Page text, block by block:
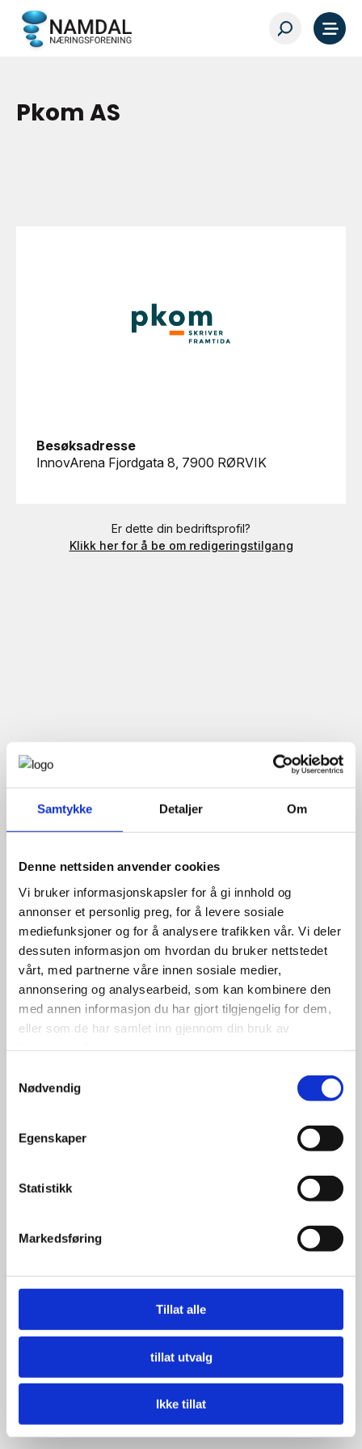
Samtykke Detaljer Om
Denne nettsiden anvender cookies
Vi bruker informasjonskapsler for å gi innhold og
annonser et personlig preg, for å levere sosiale
mediefunksjoner og for å analysere trafikken vår. Vi deler
dessuten informasjon om hvordan du bruker nettstedet
vårt, med partnerne våre innen sosiale medier,
annonsering og analysearbeid, som kan kombinere den
med annen informasjon du har gjort tilgjengelig for dem,
eller som de har samlet inn gjennom din bruk av
Nødvendig
Egenskaper
Statistikk
Markedsføring
Tillat alle
tillat utvalg
Ikke tillat
Pkom AS
Besøksadresse
InnovArena Fjordgata 8, 7900 RØRVIK
Er dette din bedriftsprofil?
Klikk her for å be om redigeringstilgang